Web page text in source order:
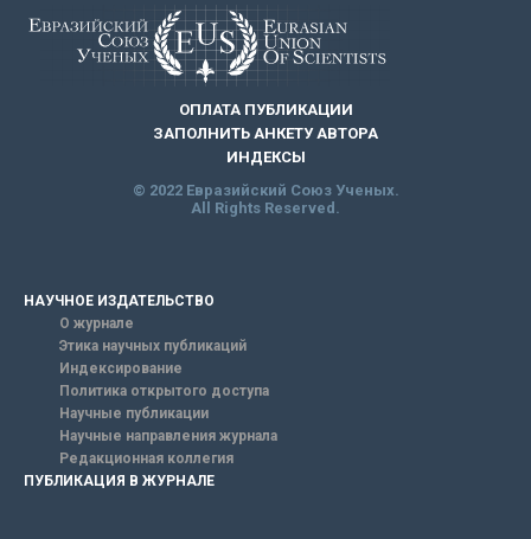
ОПЛАТА ПУБЛИКАЦИИ
ЗАПОЛНИТЬ АНКЕТУ АВТОРА
ИНДЕКСЫ
© 2022 Евразийский Союз Ученых.
All Rights Reserved.
НАУЧНОЕ ИЗДАТЕЛЬСТВО
О журнале
Этика научных публикаций
Индексирование
Политика открытого доступа
Научные публикации
Научные направления журнала
Редакционная коллегия
ПУБЛИКАЦИЯ В ЖУРНАЛЕ